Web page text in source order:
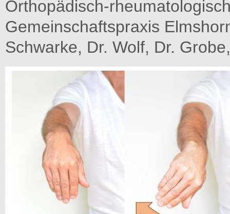
Orthopädisch-
Gemeinschaftspraxis
Schwarke, Dr. Wolf, Dr.